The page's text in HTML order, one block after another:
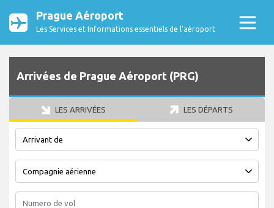
Prague Aéroport
Les Services et Informations essentiels de l’aéroport
Arrivées de Prague Aéroport (PRG)
LES ARRIVÉES LES DÉPARTS